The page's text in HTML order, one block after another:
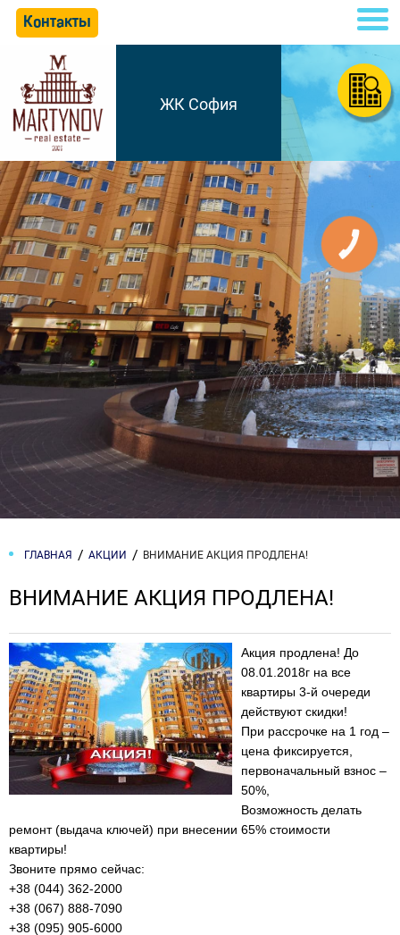
Контакты
ЖК София
ГЛАВНАЯ АКЦИИ ВНИМАНИЕ АКЦИЯ ПРОДЛЕНА!
ВНИМАНИЕ АКЦИЯ ПРОДЛЕНА!
Акция продлена! До
08.01.2018г на все
квартиры 3-й очереди
действуют скидки!
При рассрочке на 1 год –
цена фиксируется,
первоначальный взнос –
50%,
Возможность делать
ремонт (выдача ключей) при внесении 65% стоимости
квартиры!
Звоните прямо сейчас:
+38 (044) 362-2000
+38 (067) 888-7090
+38 (095) 905-6000
КНОПКА
СВЯЗИ